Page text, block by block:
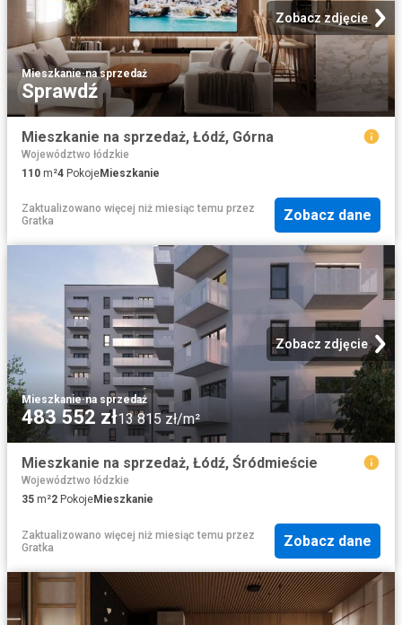
Zobacz zdjęcie
Mieszkanie·na sprzedaż
Sprawdź
Mieszkanie na sprzedaż, Łódź, Górna
Województwo łódzkie
110 m²4 PokojeMieszkanie
Zaktualizowano więcej niż miesiąc temu przez
Gratka
Zobacz dane
Zobacz zdjęcie
Mieszkanie·na sprzedaż
483 552 zł13 815 zł/m²
Mieszkanie na sprzedaż, Łódź, Śródmieście
Województwo łódzkie
35 m²2 PokojeMieszkanie
Zaktualizowano więcej niż miesiąc temu przez
Gratka
Zobacz dane